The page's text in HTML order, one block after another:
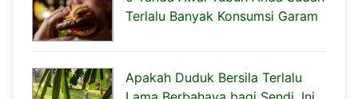
Terlalu Banyak Konsumsi Garam
Apakah Duduk Bersila Terlalu